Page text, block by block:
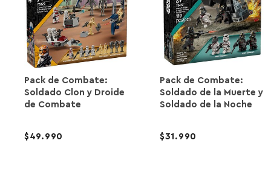
Pack de Combate:
Soldado Clon y Droide
de Combate
49.990
Pack de Combate:
Soldado de la Muerte y
Soldado de la Noche
31.990